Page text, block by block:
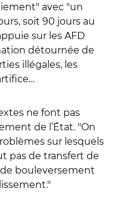
avec "un
soit 90 jours au
sur les AFD
détournée de
illégales, les
ne font pas
de l’État. "On
sur lesquels
pas de transfert de
bouleversement